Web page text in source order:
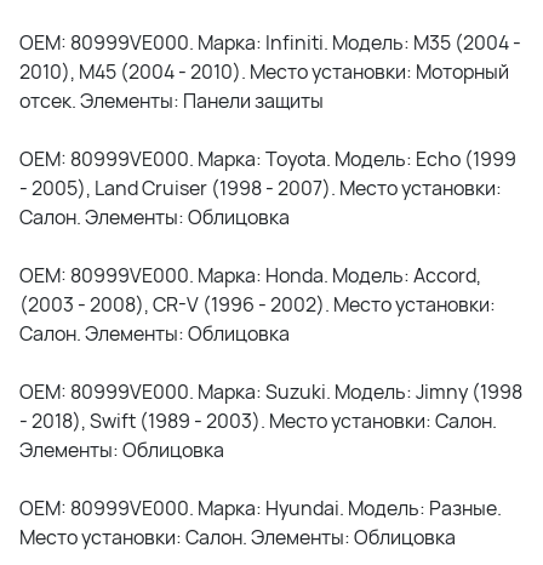
OEM: 80999VE000. Марка: Infiniti. Модель: M35 (2004 -
2010), M45 (2004 - 2010). Место установки: Моторный
отсек. Элементы: Панели защиты
OEM: 80999VE000. Марка: Toyota. Модель: Echo (1999
- 2005), Land Cruiser (1998 - 2007). Место установки:
Салон. Элементы: Облицовка
OEM: 80999VE000. Марка: Honda. Модель: Accord,
(2003 - 2008), CR-V (1996 - 2002). Место установки:
Салон. Элементы: Облицовка
OEM: 80999VE000. Марка: Suzuki. Модель: Jimny (1998
- 2018), Swift (1989 - 2003). Место установки: Салон.
Элементы: Облицовка
OEM: 80999VE000. Марка: Hyundai. Модель: Разные.
Место установки: Салон. Элементы: Облицовка